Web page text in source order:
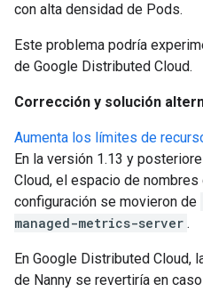
con alta densidad de Pods.
Este problema podría
de Google Distributed Cloud.
Corrección y solución
Aumenta los límites de
En la versión 1.13 y
Cloud, el espacio de nombres
configuración se movieron de
managed-metrics-server .
En Google Distributed Cloud,
de Nanny se revertiría en